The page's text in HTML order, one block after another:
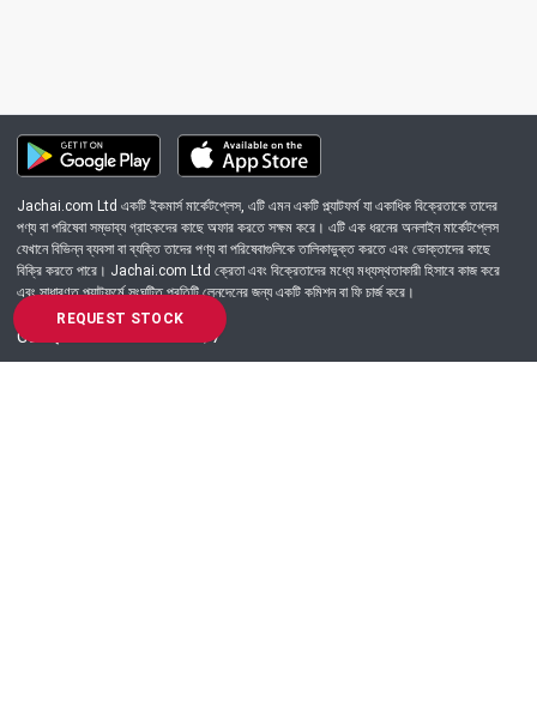
REQUEST STOCK
Jachai.com Ltd একটি ইকমার্স মার্কেটপ্লেস, এটি এমন একটি প্ল্যাটফর্ম যা একাধিক বিক্রেতাকে তাদের
পণ্য বা পরিষেবা সম্ভাব্য গ্রাহকদের কাছে অফার করতে সক্ষম করে। এটি এক ধরনের অনলাইন মার্কেটপ্লেস
যেখানে বিভিন্ন ব্যবসা বা ব্যক্তি তাদের পণ্য বা পরিষেবাগুলিকে তালিকাভুক্ত করতে এবং ভোক্তাদের কাছে
বিক্রি করতে পারে। Jachai.com Ltd ক্রেতা এবং বিক্রেতাদের মধ্যে মধ্যস্থতাকারী হিসাবে কাজ করে
এবং সাধারণত প্ল্যাটফর্মে সংঘটিত প্রতিটি লেনদেনের জন্য একটি কমিশন বা ফি চার্জ করে।
Got Question? Call us 24/7